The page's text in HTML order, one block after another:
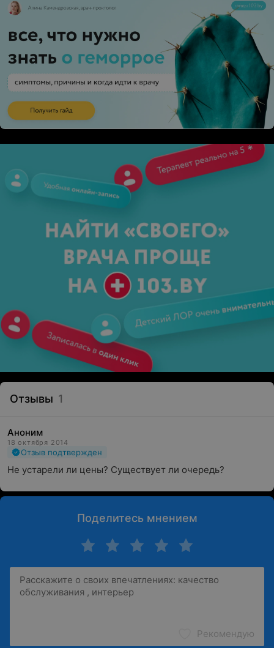
Отзывы 1
Аноним
18 октября 2014
Отзыв подтвержден
Не устарели ли цены? Существует ли очередь?
Поделитесь мнением
Рекомендую